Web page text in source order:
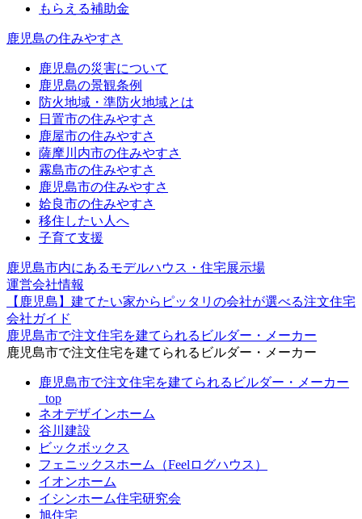
もらえる補助金
鹿児島の住みやすさ
鹿児島の災害について
鹿児島の景観条例
防火地域・準防火地域とは
日置市の住みやすさ
鹿屋市の住みやすさ
薩摩川内市の住みやすさ
霧島市の住みやすさ
鹿児島市の住みやすさ
姶良市の住みやすさ
移住したい人へ
子育て支援
鹿児島市内にあるモデルハウス・住宅展示場
運営会社情報
【鹿児島】建てたい家からピッタリの会社が選べる注文住宅
会社ガイド
鹿児島市で注文住宅を建てられるビルダー・メーカー
鹿児島市で注文住宅を建てられるビルダー・メーカー
鹿児島市で注文住宅を建てられるビルダー・メーカー
_top
ネオデザインホーム
谷川建設
ビックボックス
フェニックスホーム（Feelログハウス）
イオンホーム
イシンホーム住宅研究会
旭住宅